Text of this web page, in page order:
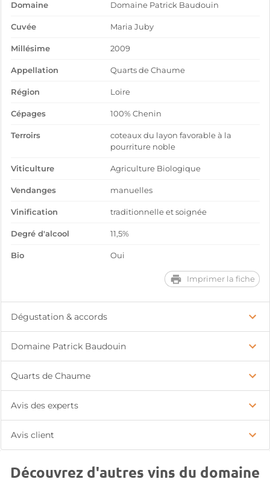
Domaine Domaine Patrick Baudouin
Cuvée Maria Juby
Millésime 2009
Appellation Quarts de Chaume
Région Loire
Cépages 100% Chenin
Terroirs
coteaux du layon favorable à la
pourriture noble
Viticulture Agriculture Biologique
Vendanges manuelles
Vinification traditionnelle et soignée
Degré d'alcool 11,5%
Bio Oui
Imprimer la fiche
Dégustation & accords
Domaine Patrick Baudouin
Quarts de Chaume
Avis des experts
Avis client
Découvrez d'autres vins du domaine